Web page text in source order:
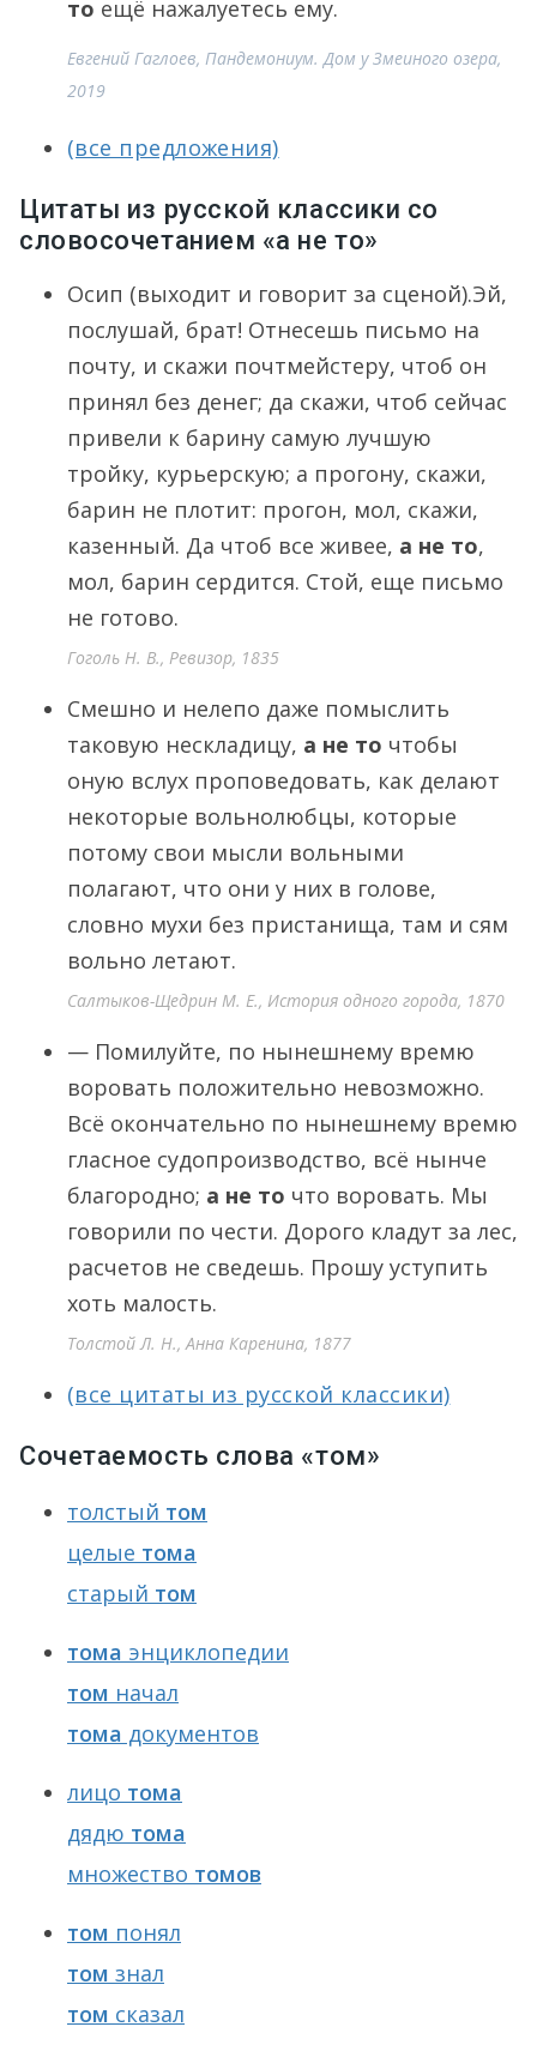
то ещё нажалуетесь ему.
Евгений Гаглоев, Пандемониум. Дом у Змеиного озера,
2019
(все предложения)
Цитаты из русской классики со
словосочетанием «а не то»
Осип (выходит и говорит за сценой).Эй,
послушай, брат! Отнесешь письмо на
почту, и скажи почтмейстеру, чтоб он
принял без денег; да скажи, чтоб сейчас
привели к барину самую лучшую
тройку, курьерскую; а прогону, скажи,
барин не плотит: прогон, мол, скажи,
казенный. Да чтоб все живее, а не то,
мол, барин сердится. Стой, еще письмо
не готово.
Гоголь Н. В., Ревизор, 1835
Смешно и нелепо даже помыслить
таковую нескладицу, а не то чтобы
оную вслух проповедовать, как делают
некоторые вольнолюбцы, которые
потому свои мысли вольными
полагают, что они у них в голове,
словно мухи без пристанища, там и сям
вольно летают.
Салтыков-Щедрин М. Е., История одного города, 1870
— Помилуйте, по нынешнему времю
воровать положительно невозможно.
Всё окончательно по нынешнему времю
гласное судопроизводство, всё нынче
благородно; а не то что воровать. Мы
говорили по чести. Дорого кладут зa лec,
расчетов не сведешь. Прошу уступить
хоть малость.
Толстой Л. Н., Анна Каренина, 1877
(все цитаты из русской классики)
Сочетаемость слова «том»
толстый том
целые тома
старый том
тома энциклопедии
том начал
тома документов
лицо тома
дядю тома
множество томов
том понял
том знал
том сказал